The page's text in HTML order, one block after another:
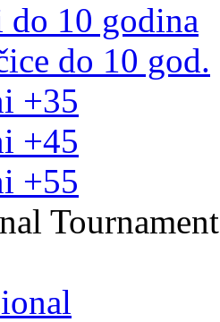
do 10 godina
do 10 god.
+35
+45
+55